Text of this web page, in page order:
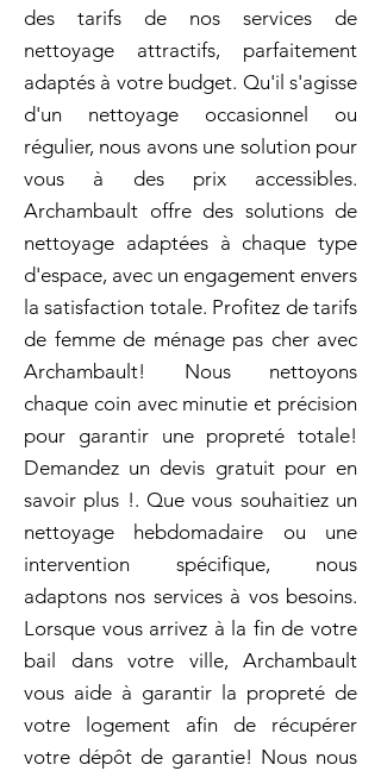
des tarifs de nos services de
nettoyage attractifs, parfaitement
adaptés à votre budget. Qu'il s'agisse
d'un nettoyage occasionnel ou
régulier, nous avons une solution pour
vous à des prix accessibles.
Archambault offre des solutions de
nettoyage adaptées à chaque type
d'espace, avec un engagement envers
la satisfaction totale. Profitez de tarifs
de femme de ménage pas cher avec
Archambault! Nous nettoyons
chaque coin avec minutie et précision
pour garantir une propreté totale!
Demandez un devis gratuit pour en
savoir plus !. Que vous souhaitiez un
nettoyage hebdomadaire ou une
intervention spécifique, nous
adaptons nos services à vos besoins.
Lorsque vous arrivez à la fin de votre
bail dans votre ville, Archambault
vous aide à garantir la propreté de
votre logement afin de récupérer
votre dépôt de garantie! Nous nous